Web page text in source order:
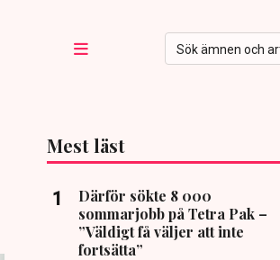
Mest läst
Därför sökte 8 000
sommarjobb på Tetra Pak –
”Väldigt få väljer att inte
fortsätta”